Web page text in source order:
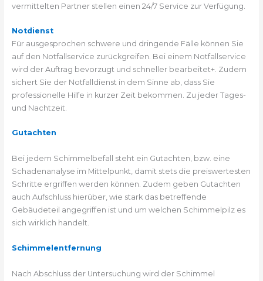
vermittelten Partner stellen einen 24/7 Service zur Verfügung.
Notdienst
Für ausgesprochen schwere und dringende Fälle können Sie
auf den Notfallservice zurückgreifen. Bei einem Notfallservice
wird der Auftrag bevorzugt und schneller bearbeitet+. Zudem
sichert Sie der Notfalldienst in dem Sinne ab, dass Sie
professionelle Hilfe in kurzer Zeit bekommen. Zu jeder Tages-
und Nachtzeit.
Gutachten
Bei jedem Schimmelbefall steht ein Gutachten, bzw. eine
Schadenanalyse im Mittelpunkt, damit stets die preiswertesten
Schritte ergriffen werden können. Zudem geben Gutachten
auch Aufschluss hierüber, wie stark das betreffende
Gebäudeteil angegriffen ist und um welchen Schimmelpilz es
sich wirklich handelt.
Schimmelentfernung
Nach Abschluss der Untersuchung wird der Schimmel